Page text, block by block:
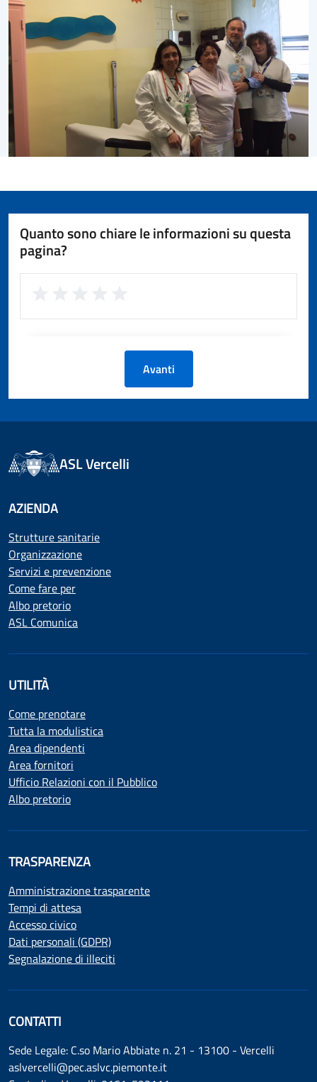
Quanto sono chiare le informazioni su questa
pagina?
Avanti
ASL Vercelli
AZIENDA
Strutture sanitarie
Organizzazione
Servizi e prevenzione
Come fare per
Albo pretorio
ASL Comunica
UTILITÀ
Come prenotare
Tutta la modulistica
Area dipendenti
Area fornitori
Ufficio Relazioni con il Pubblico
Albo pretorio
TRASPARENZA
Amministrazione trasparente
Tempi di attesa
Accesso civico
Dati personali (GDPR)
Segnalazione di illeciti
CONTATTI
Sede Legale: C.so Mario Abbiate n. 21 - 13100 - Vercelli
aslvercelli@pec.aslvc.piemonte.it